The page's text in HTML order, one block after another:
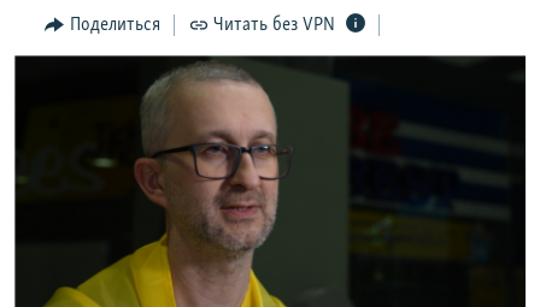
поискуИНФОГРАФИКА
ТЕЛЕПРОЕКТ КРЫМ.РЕАЛИИ
ПРОПАВШИЕ БЕЗ ВЕСТИ
ПОБЕДИТЕЛЕЙ НЕ СУДЯТ?
КРЫМ.НЕПОКОРЕННЫЙ
ELIFBE
КАК ОБОЙТИ БЛОКИРОВКУ
ПРИСОЕДИНЯЙТЕСЬ!
Поделиться Читать без VPN